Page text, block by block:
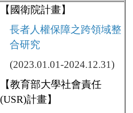
【國衛院計畫】
長者人權保障之跨領域整
合研究
(2023.01.01-2024.12.31)
【教育部大學社會責任
(USR)計畫】